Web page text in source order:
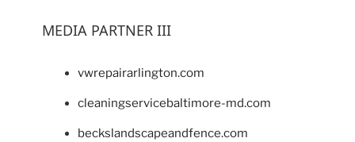
MEDIA PARTNER III
vwrepairarlington.com
cleaningservicebaltimore-md.com
beckslandscapeandfence.com